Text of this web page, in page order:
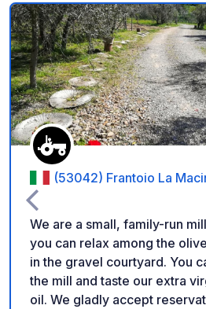
(53042) Frantoio La
We are a small, family-run
you can relax among the
in the gravel courtyard. You can tour
the mill and taste our extra
oil. We gladly accept reservations via